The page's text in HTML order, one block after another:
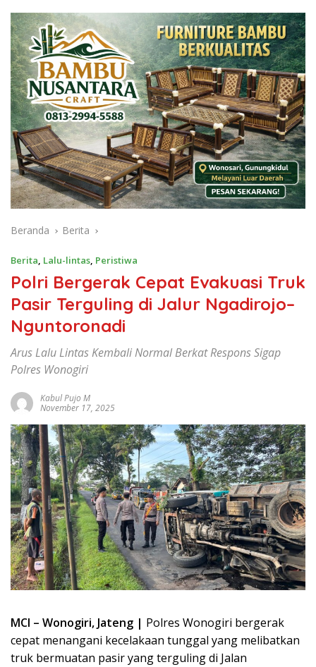
Beranda Berita
Berita, Lalu-lintas, Peristiwa
Polri Bergerak Cepat Evakuasi Truk
Pasir Terguling di Jalur Ngadirojo–
Nguntoronadi
Arus Lalu Lintas Kembali Normal Berkat Respons Sigap
Polres Wonogiri
Kabul Pujo M
November 17, 2025
MCI – Wonogiri, Jateng | Polres Wonogiri bergerak
cepat menangani kecelakaan tunggal yang melibatkan
truk bermuatan pasir yang terguling di Jalan